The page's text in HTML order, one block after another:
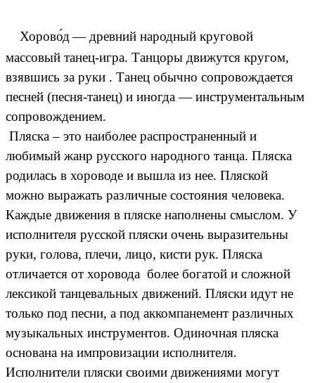
Хорово́д — древний народный круговой
массовый танец-игра. Танцоры движутся кругом,
взявшись за руки . Танец обычно сопровождается
песней (песня-танец) и иногда — инструментальным
сопровождением.
Пляска– это наиболее распространенный и
любимый жанр русского народного танца. Пляска
родилась в хороводе и вышла из нее. Пляской
можно выражать различные состояния человека.
Каждые движения в пляске наполнены смыслом. У
исполнителя русской пляски очень выразительны
руки, голова, плечи, лицо, кисти рук. Пляска
отличается от хоровода более богатой и сложной
лексикой танцевальных движений. Пляски идут не
только под песни, а под аккомпанемент различных
музыкальных инструментов. Одиночная пляска
основана на импровизации исполнителя.
Исполнители пляски своими движениями могут